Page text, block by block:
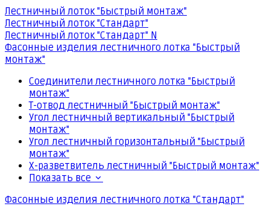
Лестничный лоток "Быстрый монтаж"
Лестничный лоток "Стандарт"
Лестничный лоток "Стандарт" N
Фасонные изделия лестничного лотка "Быстрый
монтаж"
Соединители лестничного лотка "Быстрый
монтаж"
Т-отвод лестничный "Быстрый монтаж"
Угол лестничный вертикальный "Быстрый
монтаж"
Угол лестничный горизонтальный "Быстрый
монтаж"
Х-разветвитель лестничный "Быстрый монтаж"
Показать все
Фасонные изделия лестничного лотка "Стандарт"